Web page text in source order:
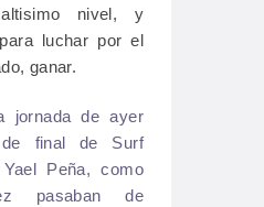
nivel, y
luchar por el
ganar.
jornada de ayer
final de Surf
Peña, como
pasaban de